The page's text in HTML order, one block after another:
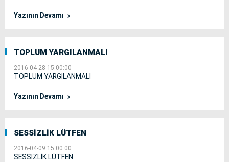
Yazının Devamı
TOPLUM YARGILANMALI
2016-04-28 15:00:00
TOPLUM YARGILANMALI
Yazının Devamı
SESSİZLİK LÜTFEN
2016-04-09 15:00:00
SESSİZLİK LÜTFEN